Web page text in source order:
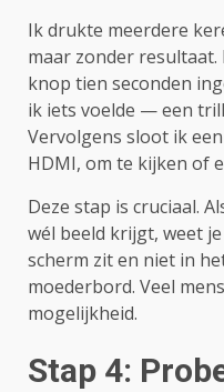
Ik drukte meerdere
maar zonder
knop tien seconden
ik iets voelde — een
Vervolgens sloot ik
HDMI, om te kijken of
Deze stap is cruciaal.
wél beeld krijgt, weet
scherm zit en niet in
moederbord. Veel
mogelijkheid.
Stap 4: